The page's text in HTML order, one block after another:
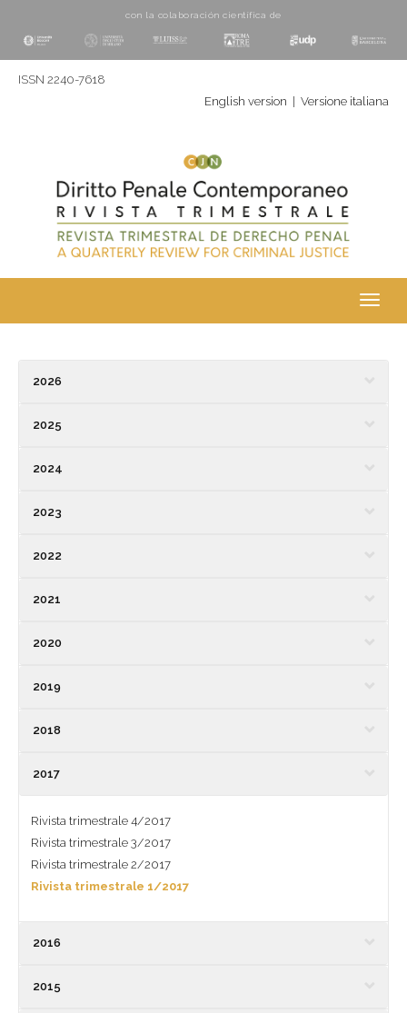
con la colaboración cientí­fica de
ISSN 2240-7618
English version
Versione italiana
2026
2025
2024
2023
2022
2021
2020
2019
2018
2017
Rivista trimestrale 4/2017
Rivista trimestrale 3/2017
Rivista trimestrale 2/2017
Rivista trimestrale 1/2017
2016
2015